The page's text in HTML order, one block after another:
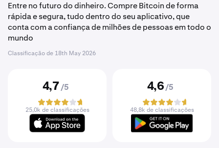
Entre no futuro do dinheiro. Compre Bitcoin de forma
rápida e segura, tudo dentro do seu aplicativo, que
conta com a confiança de milhões de pessoas em todo o
mundo
Classificação de 18th May 2026
4,7 /5
25,0k de classificações
4,6 /5
48,8k de classificações